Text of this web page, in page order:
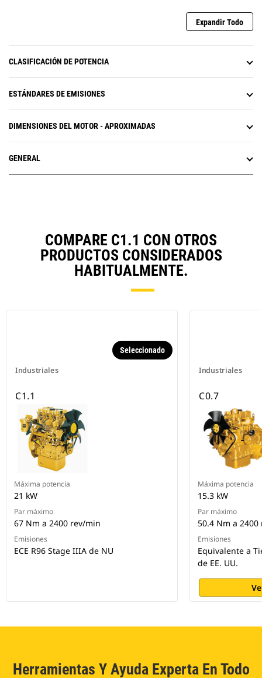
Expandir Todo
CLASIFICACIÓN DE POTENCIA
ESTÁNDARES DE EMISIONES
DIMENSIONES DEL MOTOR - APROXIMADAS
GENERAL
COMPARE C1.1 CON OTROS
PRODUCTOS CONSIDERADOS
HABITUALMENTE.
Industriales
Seleccionado
C1.1
Máxima potencia
21 kW
Par máximo
67 Nm a 2400 rev/min
Emisiones
ECE R96 Stage IIIA de NU
Industriales
C0.7
Máxima potencia
15.3 kW
Par máximo
50.4 Nm a
Emisiones
Equivalente a
de EE. UU.
Herramientas Y Ayuda Experta En Todo